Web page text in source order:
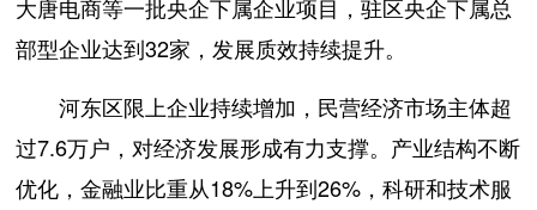
大唐电商等一批央企下属企业项目，驻区央企下属总
部型企业达到32家，发展质效持续提升。
河东区限上企业持续增加，民营经济市场主体超
过7.6万户，对经济发展形成有力支撑。产业结构不断
优化，金融业比重从18%上升到26%，科研和技术服